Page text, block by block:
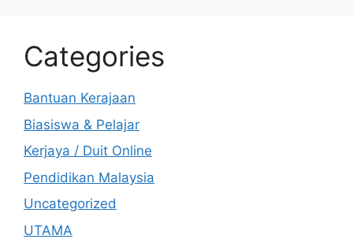
Categories
Bantuan Kerajaan
Biasiswa & Pelajar
Kerjaya / Duit Online
Pendidikan Malaysia
Uncategorized
UTAMA